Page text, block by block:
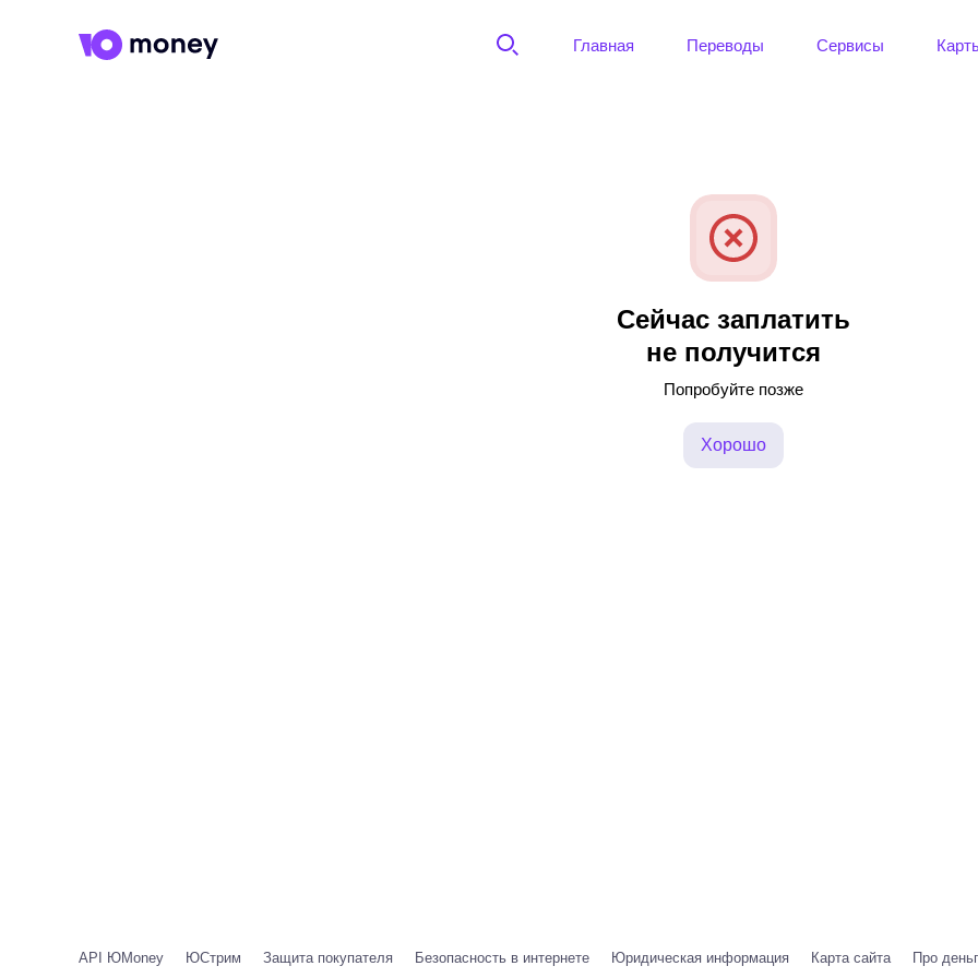
Главная Переводы Сервисы
Сейчас заплатить
не получится
Попробуйте позже
Хорошо
API ЮMoney ЮСтрим Защита покупателя Безопасность в интернете Юридическая информация Карта сайта Про